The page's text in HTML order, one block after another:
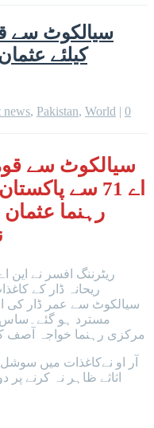
سیالکوٹ سے
کیلئے
news, Pakistan, World | 0
سیالکوٹ سے
اے 71 سے
رہنما
سیالکوٹ سے عمر ڈار کی
مسترد ہو
مرکزی رہنما خواجہ آصف
آر او نےکاغذات میں
اثاثے ظاہر نہ کرنے